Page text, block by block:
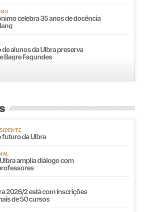
celebra 35 anos de docência
alunos da Ulbra preserva
Bagre Fagundes
da Ulbra
amplia diálogo com
2026/2 está com inscrições
de 50 cursos